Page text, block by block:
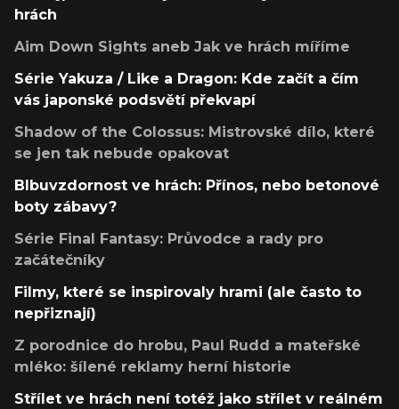
hrách
Aim Down Sights aneb Jak ve hrách míříme
Série Yakuza / Like a Dragon: Kde začít a čím
vás japonské podsvětí překvapí
Shadow of the Colossus: Mistrovské dílo, které
se jen tak nebude opakovat
Blbuvzdornost ve hrách: Přínos, nebo betonové
boty zábavy?
Série Final Fantasy: Průvodce a rady pro
začátečníky
Filmy, které se inspirovaly hrami (ale často to
nepřiznají)
Z porodnice do hrobu, Paul Rudd a mateřské
mléko: šílené reklamy herní historie
Střílet ve hrách není totéž jako střílet v reálném